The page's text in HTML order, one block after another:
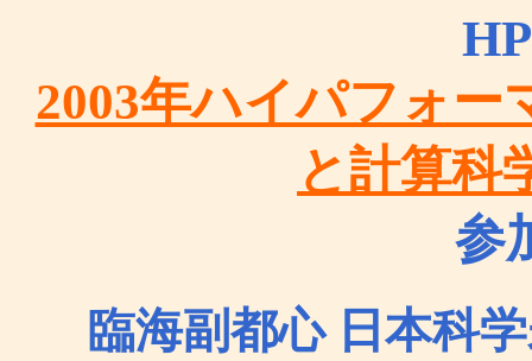
2003年ハイパフォ
と計算科
参
臨海副都心 日本科